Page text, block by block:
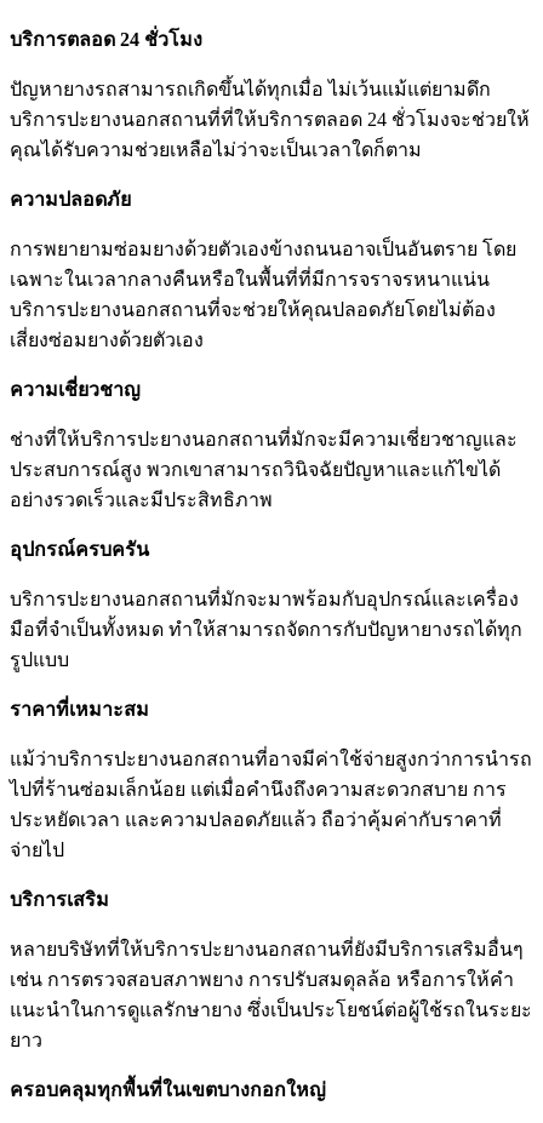
บริการตลอด 24 ชั่วโมง
ปัญหายางรถสามารถเกิดขึ้นได้ทุกเมื่อ ไม่เว้นแม้แต่ยามดึก
บริการปะยางนอกสถานที่ที่ให้บริการตลอด 24 ชั่วโมงจะช่วยให้
คุณได้รับความช่วยเหลือไม่ว่าจะเป็นเวลาใดก็ตาม
ความปลอดภัย
การพยายามซ่อมยางด้วยตัวเองข้างถนนอาจเป็นอันตราย โดย
เฉพาะในเวลากลางคืนหรือในพื้นที่ที่มีการจราจรหนาแน่น
บริการปะยางนอกสถานที่จะช่วยให้คุณปลอดภัยโดยไม่ต้อง
เสี่ยงซ่อมยางด้วยตัวเอง
ความเชี่ยวชาญ
ช่างที่ให้บริการปะยางนอกสถานที่มักจะมีความเชี่ยวชาญและ
ประสบการณ์สูง พวกเขาสามารถวินิจฉัยปัญหาและแก้ไขได้
อย่างรวดเร็วและมีประสิทธิภาพ
อุปกรณ์ครบครัน
บริการปะยางนอกสถานที่มักจะมาพร้อมกับอุปกรณ์และเครื่อง
มือที่จําเป็นทั้งหมด ทําให้สามารถจัดการกับปัญหายางรถได้ทุก
รูปแบบ
ราคาที่เหมาะสม
แม้ว่าบริการปะยางนอกสถานที่อาจมีค่าใช้จ่ายสูงกว่าการนํารถ
ไปที่ร้านซ่อมเล็กน้อย แต่เมื่อคํานึงถึงความสะดวกสบาย การ
ประหยัดเวลา และความปลอดภัยแล้ว ถือว่าคุ้มค่ากับราคาที่
จ่ายไป
บริการเสริม
หลายบริษัทที่ให้บริการปะยางนอกสถานที่ยังมีบริการเสริมอื่นๆ
เช่น การตรวจสอบสภาพยาง การปรับสมดุลล้อ หรือการให้คํา
แนะนําในการดูแลรักษายาง ซึ่งเป็นประโยชน์ต่อผู้ใช้รถในระยะ
ยาว
ครอบคลุมทุกพื้นที่ในเขตบางกอกใหญ่